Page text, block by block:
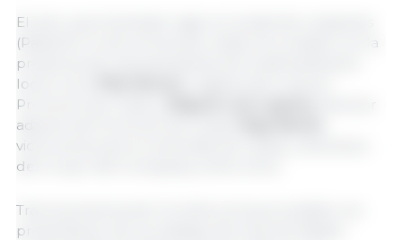
El
(Pabellón 4) de la Feria de Lleida, ha contado con la
presencia de representantes de la administración
local como
Promoció de Ciutat, y
adjunto de Promoció de Ciutat,
vicerrectora de la Universitat de Lleida, y directivos
del Grupo Vall Companys, entre otros.
Tras la ponencia de Cornella, se ha procedido a la
presentación de los trabajos de Final de Máster,